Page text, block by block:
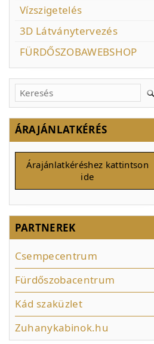
Vízszigetelés
3D Látványtervezés
FÜRDŐSZOBAWEBSHOP
ÁRAJÁNLATKÉRÉS
Árajánlatkéréshez kattintson
ide
PARTNEREK
Csempecentrum
Fürdőszobacentrum
Kád szaküzlet
Zuhanykabinok.hu